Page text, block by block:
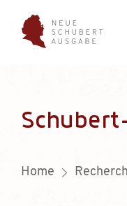
Home